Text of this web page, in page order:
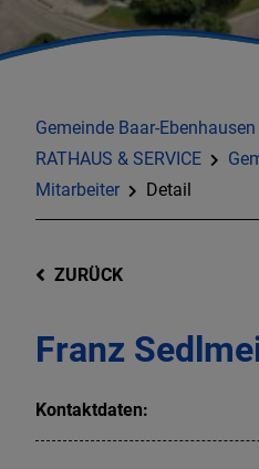
Gemeinde Baar-Ebenhausen
RATHAUS & SERVICE
Mitarbeiter
Detail
ZURÜCK
Franz
Kontaktdaten: